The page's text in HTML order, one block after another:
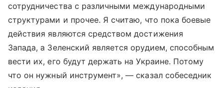
сотрудничества с различными международными
структурами и прочее. Я считаю, что пока боевые
действия являются средством достижения
Запада, а Зеленский является орудием, способным
вести их, его будут держать на Украине. Потому
что он нужный инструмент», — сказал собеседник